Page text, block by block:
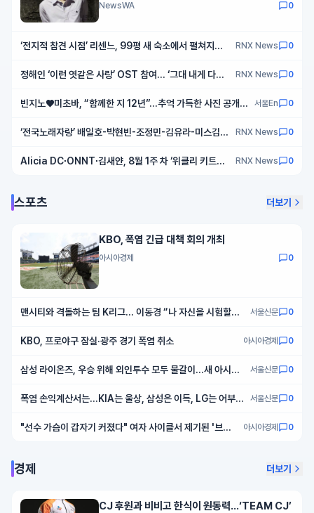
NewsWA 0
‘전지적 참견 시점’ 리센느, 99평 새 숙소에서 펼쳐지는
RNX News 0
정해인 ‘이런 엿같은 사랑’ OST 참여… ‘그대 내게 다시’
RNX News 0
빈지노♥미초바, “함께한 지 12년”…추억 가득한 사진 공개
서울En 0
‘전국노래자랑’ 배일호-박현빈-조정민-김유라-미스김,
RNX News 0
Alicia DC∙ONNT∙김새얀, 8월 1주 차 ‘위클리 키트앨
RNX News 0
스포츠 더보기
KBO, 폭염 긴급 대책 회의 개최
아시아경제 0
맨시티와 격돌하는 팀 K리그… 이동경 “나 자신을 시험할
서울신문 0
KBO, 프로야구 잠실·광주 경기 폭염 취소 아시아경제 0
삼성 라이온즈, 우승 위해 외인투수 모두 물갈이...새 아시아
서울신문 0
폭염 손익계산서는…KIA는 울상, 삼성은 이득, LG는 어부지
서울신문 0
"선수 가슴이 갑자기 커졌다" 여자 사이클서 제기된 '브라
아시아경제 0
경제 더보기
CJ 후원과 비비고 한식이 원동력…‘TEAM CJ’